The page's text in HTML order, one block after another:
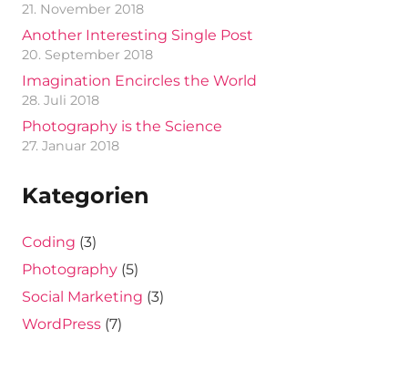
21. November 2018
Another Interesting Single Post
20. September 2018
Imagination Encircles the World
28. Juli 2018
Photography is the Science
27. Januar 2018
Kategorien
Coding (3)
Photography (5)
Social Marketing (3)
WordPress (7)